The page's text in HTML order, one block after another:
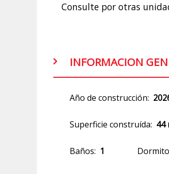
Consulte por otras
INFORMACION
Año de construcción:
Superficie construída: 44
Baños: 1